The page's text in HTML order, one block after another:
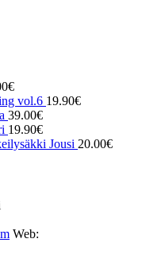
€
vol.6 19.90€
39.00€
19.90€
Jousi 20.00€
Web: